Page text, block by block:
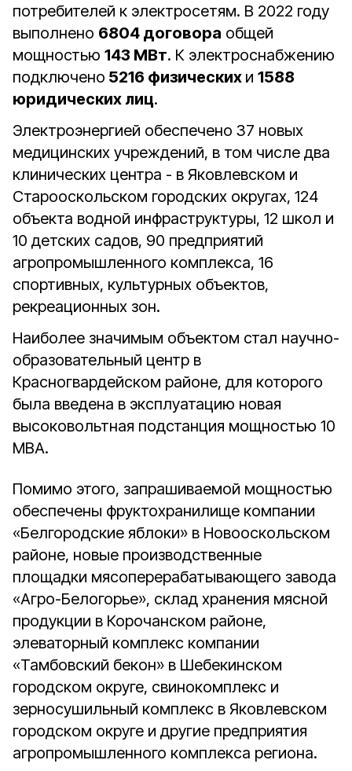
потребителей к электросетям. В 2022 году
выполнено 6804 договора общей
мощностью 143 МВт. К электроснабжению
подключено 5216 физических и 1588
юридических лиц.
Электроэнергией обеспечено 37 новых
медицинских учреждений, в том числе два
клинических центра - в Яковлевском и
Старооскольском городских округах, 124
объекта водной инфраструктуры, 12 школ и
10 детских садов, 90 предприятий
агропромышленного комплекса, 16
спортивных, культурных объектов,
рекреационных зон.
Наиболее значимым объектом стал научно-
образовательный центр в
Красногвардейском районе, для которого
была введена в эксплуатацию новая
высоковольтная подстанция мощностью 10
МВА.
Помимо этого, запрашиваемой мощностью
обеспечены фруктохранилище компании
«Белгородские яблоки» в Новооскольском
районе, новые производственные
площадки мясоперерабатывающего завода
«Агро-Белогорье», склад хранения мясной
продукции в Корочанском районе,
элеваторный комплекс компании
«Тамбовский бекон» в Шебекинском
городском округе, свинокомплекс и
зерносушильный комплекс в Яковлевском
городском округе и другие предприятия
агропромышленного комплекса региона.